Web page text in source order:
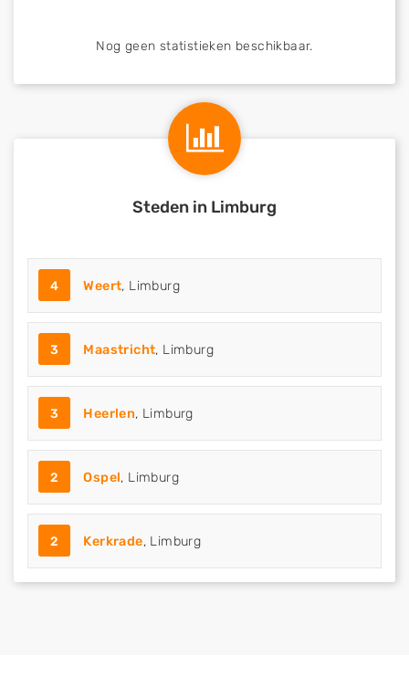
Nog geen statistieken beschikbaar.
Steden in Limburg
4 Weert, Limburg
3 Maastricht, Limburg
3 Heerlen, Limburg
2 Ospel, Limburg
2 Kerkrade, Limburg